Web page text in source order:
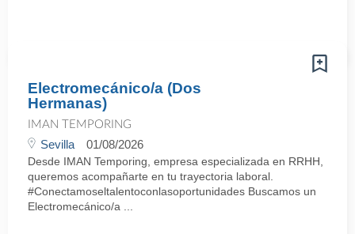
Electromecánico/a (Dos
Hermanas)
IMAN TEMPORING
Sevilla 01/08/2026
Desde IMAN Temporing, empresa especializada en RRHH,
queremos acompañarte en tu trayectoria laboral.
#Conectamoseltalentoconlasoportunidades Buscamos un
Electromecánico/a ...